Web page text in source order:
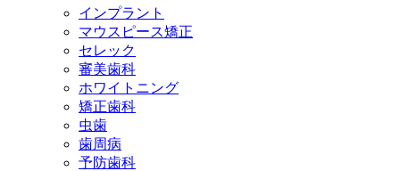
インプラント
マウスピース矯正
セレック
審美歯科
ホワイトニング
矯正歯科
虫歯
歯周病
予防歯科